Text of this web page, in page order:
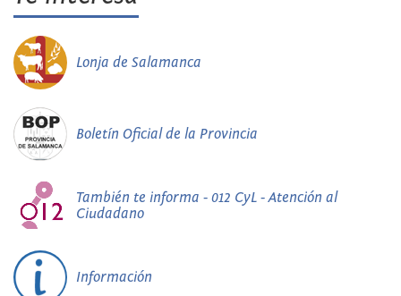
Lonja de Salamanca
Boletín Oficial de la Provincia
También te informa - 012 CyL - Atención al
Ciudadano
Información